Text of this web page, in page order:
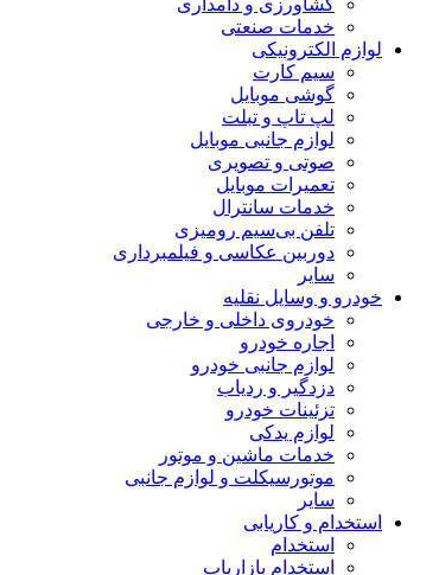
کشاورزی و دامداری
خدمات صنعتی
لوازم الکترونیکی
سیم کارت
گوشی موبایل
لپ تاپ و تبلت
لوازم جانبی موبایل
صوتی و تصویری
تعمیرات موبایل
خدمات سانترال
تلفن بی‌سیم رومیزی
دوربین عکاسی و فیلمبرداری
سایر
خودرو و وسایل نقلیه
خودروی داخلی و خارجی
اجاره خودرو
لوازم جانبی خودرو
دزدگیر و ردیاب
تزئینات خودرو
لوازم یدکی
خدمات ماشین و موتور
موتورسیکلت و لوازم جانبی
سایر
استخدام و کاریابی
استخدام
استخدام بازاریاب